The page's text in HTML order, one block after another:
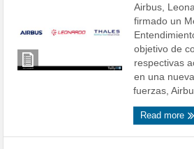
Airbus,
firmado un
objetivo de
respectivas
en una
fuerzas,
Read more